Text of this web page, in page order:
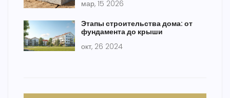
мар, 15 2026
Этапы строительства дома: от
фундамента до крыши
окт, 26 2024